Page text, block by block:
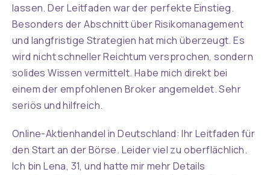
lassen. Der Leitfaden war der perfekte Einstieg.
Besonders der Abschnitt über Risikomanagement
und langfristige Strategien hat mich überzeugt. Es
wird nicht schneller Reichtum versprochen, sondern
solides Wissen vermittelt. Habe mich direkt bei
einem der empfohlenen Broker angemeldet. Sehr
seriös und hilfreich.
Online-Aktienhandel in Deutschland: Ihr Leitfaden für
den Start an der Börse. Leider viel zu oberflächlich.
Ich bin Lena, 31, und hatte mir mehr Details